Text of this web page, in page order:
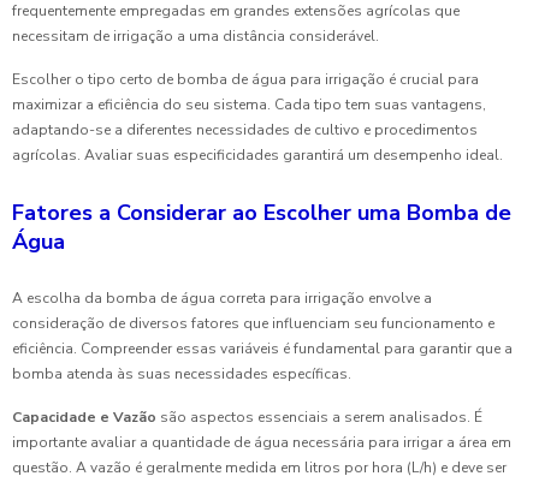
frequentemente empregadas em grandes extensões agrícolas que
necessitam de irrigação a uma distância considerável.
Escolher o tipo certo de bomba de água para irrigação é crucial para
maximizar a eficiência do seu sistema. Cada tipo tem suas vantagens,
adaptando-se a diferentes necessidades de cultivo e procedimentos
agrícolas. Avaliar suas especificidades garantirá um desempenho ideal.
Fatores a Considerar ao Escolher uma Bomba de
Água
A escolha da bomba de água correta para irrigação envolve a
consideração de diversos fatores que influenciam seu funcionamento e
eficiência. Compreender essas variáveis é fundamental para garantir que a
bomba atenda às suas necessidades específicas.
Capacidade e Vazão são aspectos essenciais a serem analisados. É
importante avaliar a quantidade de água necessária para irrigar a área em
questão. A vazão é geralmente medida em litros por hora (L/h) e deve ser